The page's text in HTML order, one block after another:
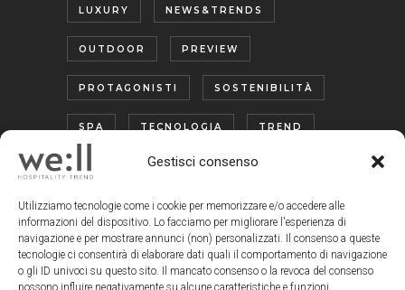
Gestisci consenso
Utilizziamo tecnologie come i cookie per memorizzare e/o accedere alle
informazioni del dispositivo. Lo facciamo per migliorare l'esperienza di
navigazione e per mostrare annunci (non) personalizzati. Il consenso a queste
tecnologie ci consentirà di elaborare dati quali il comportamento di navigazione
o gli ID univoci su questo sito. Il mancato consenso o la revoca del consenso
possono influire negativamente su alcune caratteristiche e funzioni.
LUXURY NEWS&TRENDS
OUTDOOR PREVIEW
PROTAGONISTI SOSTENIBILITÀ
SPA TECNOLOGIA TREND
TURISMO ENOGASTRONOMICO
WELLNESS